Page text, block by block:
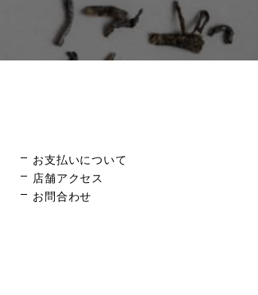
お支払いについて
店舗アクセス
お問合わせ